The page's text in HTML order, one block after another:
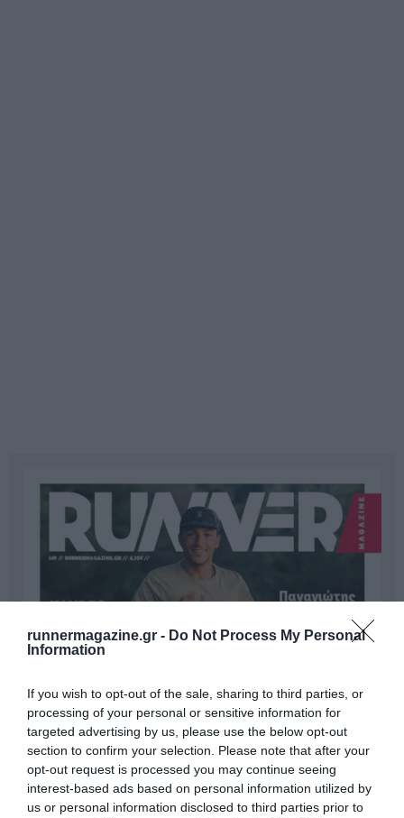
runnermagazine.gr - Do Not Process My Personal
Information
If you wish to opt-out of the sale, sharing to third parties, or
processing of your personal or sensitive information for
targeted advertising by us, please use the below opt-out
section to confirm your selection. Please note that after your
opt-out request is processed you may continue seeing
interest-based ads based on personal information utilized by
us or personal information disclosed to third parties prior to